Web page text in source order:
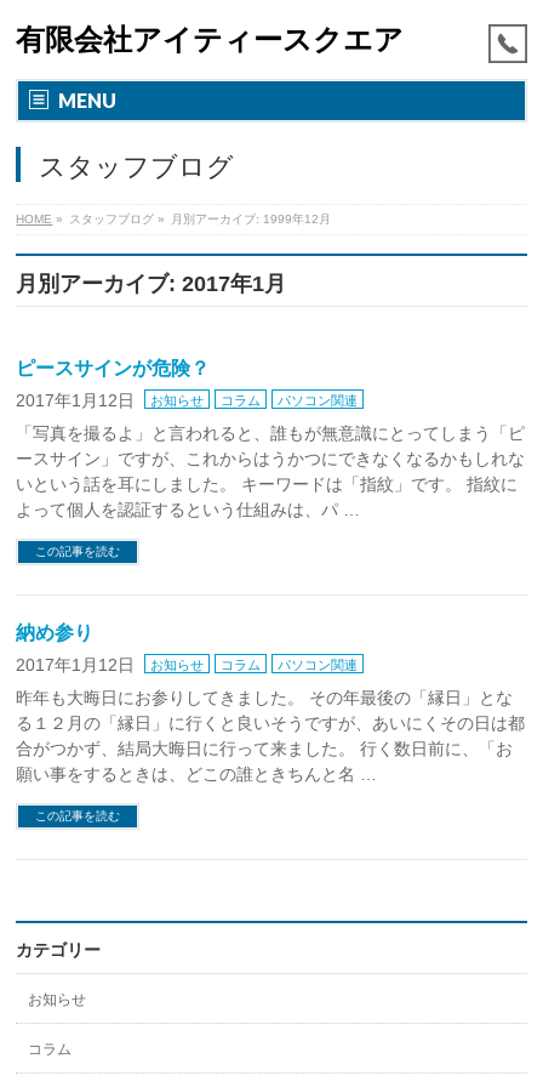
有限会社アイティースクエア
MENU
スタッフブログ
HOME » スタッフブログ » 月別アーカイブ: 1999年12月
月別アーカイブ: 2017年1月
ピースサインが危険？
2017年1月12日 お知らせ コラム パソコン関連
「写真を撮るよ」と言われると、誰もが無意識にとってしまう「ピ
ースサイン」ですが、これからはうかつにできなくなるかもしれな
いという話を耳にしました。 キーワードは「指紋」です。 指紋に
よって個人を認証するという仕組みは、パ …
この記事を読む
納め参り
2017年1月12日 お知らせ コラム パソコン関連
昨年も大晦日にお参りしてきました。 その年最後の「縁日」とな
る１２月の「縁日」に行くと良いそうですが、あいにくその日は都
合がつかず、結局大晦日に行って来ました。 行く数日前に、「お
願い事をするときは、どこの誰ときちんと名 …
この記事を読む
カテゴリー
お知らせ
コラム